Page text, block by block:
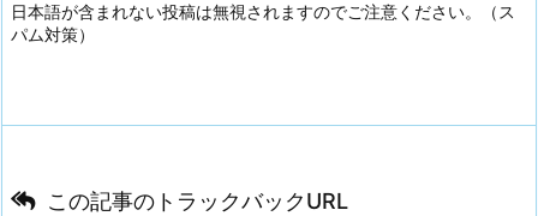
日本語が含まれない投稿は無視されますのでご注意ください。（ス
パム対策）
この記事のトラックバックURL